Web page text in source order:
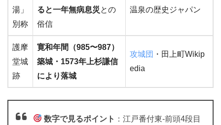
湯」
別称
ると一年無病息災 との
俗信
温泉の歴史ジャパン
護摩
堂城
跡
寛和年間（985〜987）
築城・1573年上杉謙信
により落城
攻城団 ・田上町Wikip
edia
数字で見るポイント ：江戸番付東-前頭4段目